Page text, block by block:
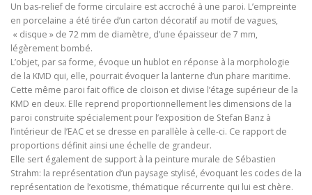
Un bas-relief de forme circulaire est accroché à une paroi. L’empreinte
en porcelaine a été tirée d’un carton décoratif au motif de vagues,
« disque » de 72 mm de diamètre, d’une épaisseur de 7 mm,
légèrement bombé.
L’objet, par sa forme, évoque un hublot en réponse à la morphologie
de la KMD qui, elle, pourrait évoquer la lanterne d’un phare maritime.
Cette même paroi fait office de cloison et divise l’étage supérieur de la
KMD en deux. Elle reprend proportionnellement les dimensions de la
paroi construite spécialement pour l’exposition de Stefan Banz à
l’intérieur de l’EAC et se dresse en parallèle à celle-ci. Ce rapport de
proportions définit ainsi une échelle de grandeur.
Elle sert également de support à la peinture murale de Sébastien
Strahm: la représentation d’un paysage stylisé, évoquant les codes de la
représentation de l’exotisme, thématique récurrente qui lui est chère.